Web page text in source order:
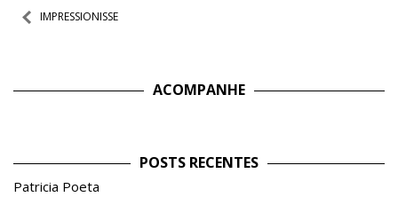
Navegação
IMPRESSIONISSE
ACOMPANHE
POSTS RECENTES
Patricia Poeta